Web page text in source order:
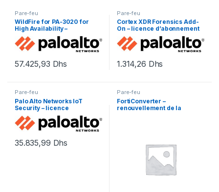
Pare-feu
WildFire for PA-3020 for
High Availability –
renouvellement de la
licence d’abonnement (1 an)
– 1 périphérique dans la
57.425,93 Dhs
Pare-feu
Cortex XDR Forensics Add-
On – licence d’abonnement
(1 an) – 1 licence
1.314,26 Dhs
Pare-feu
Palo Alto Networks IoT
Security – licence
d’abonnement (5 ans) – 1
périphérique
35.835,99 Dhs
Pare-feu
FortiConverter –
renouvellement de la